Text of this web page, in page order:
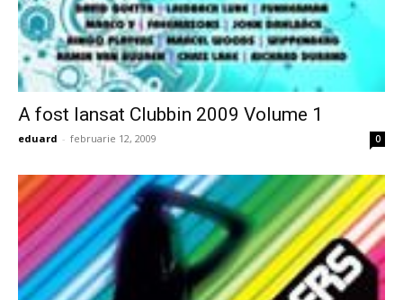
A fost lansat Clubbin 2009 Volume 1
eduard - februarie 12, 2009 0